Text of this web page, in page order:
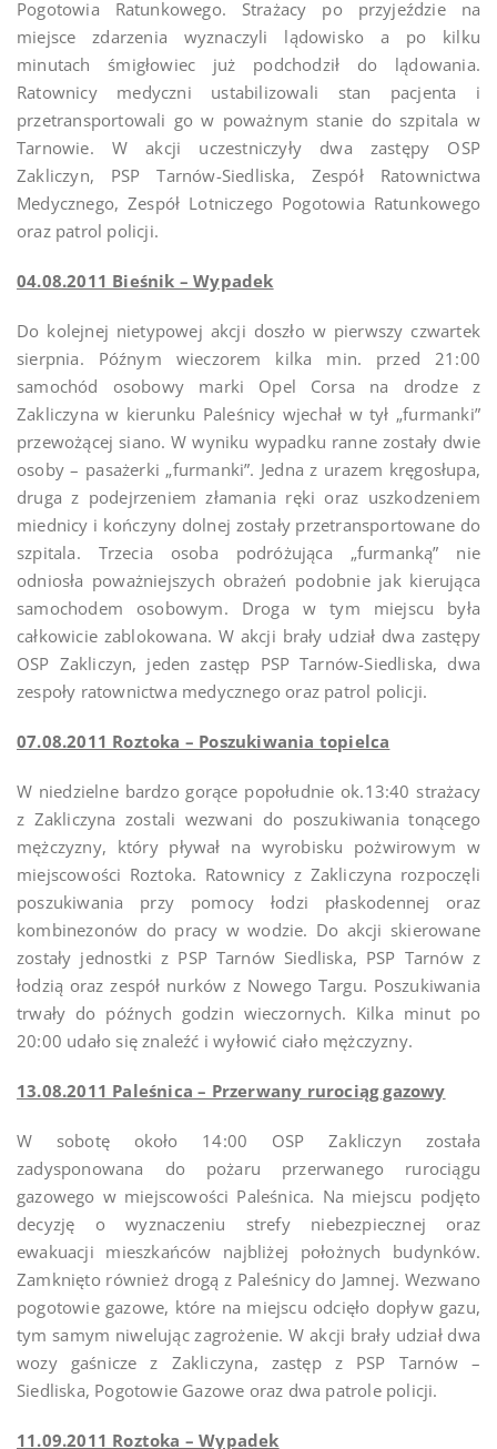
Pogotowia Ratunkowego. Strażacy po przyjeździe na
miejsce zdarzenia wyznaczyli lądowisko a po kilku
minutach śmigłowiec już podchodził do lądowania.
Ratownicy medyczni ustabilizowali stan pacjenta i
przetransportowali go w poważnym stanie do szpitala w
Tarnowie. W akcji uczestniczyły dwa zastępy OSP
Zakliczyn, PSP Tarnów-Siedliska, Zespół Ratownictwa
Medycznego, Zespół Lotniczego Pogotowia Ratunkowego
oraz patrol policji.
04.08.2011 Bieśnik – Wypadek
Do kolejnej nietypowej akcji doszło w pierwszy czwartek
sierpnia. Późnym wieczorem kilka min. przed 21:00
samochód osobowy marki Opel Corsa na drodze z
Zakliczyna w kierunku Paleśnicy wjechał w tył „furmanki”
przewożącej siano. W wyniku wypadku ranne zostały dwie
osoby – pasażerki „furmanki”. Jedna z urazem kręgosłupa,
druga z podejrzeniem złamania ręki oraz uszkodzeniem
miednicy i kończyny dolnej zostały przetransportowane do
szpitala. Trzecia osoba podróżująca „furmanką” nie
odniosła poważniejszych obrażeń podobnie jak kierująca
samochodem osobowym. Droga w tym miejscu była
całkowicie zablokowana. W akcji brały udział dwa zastępy
OSP Zakliczyn, jeden zastęp PSP Tarnów-Siedliska, dwa
zespoły ratownictwa medycznego oraz patrol policji.
07.08.2011 Roztoka – Poszukiwania topielca
W niedzielne bardzo gorące popołudnie ok.13:40 strażacy
z Zakliczyna zostali wezwani do poszukiwania tonącego
mężczyzny, który pływał na wyrobisku pożwirowym w
miejscowości Roztoka. Ratownicy z Zakliczyna rozpoczęli
poszukiwania przy pomocy łodzi płaskodennej oraz
kombinezonów do pracy w wodzie. Do akcji skierowane
zostały jednostki z PSP Tarnów Siedliska, PSP Tarnów z
łodzią oraz zespół nurków z Nowego Targu. Poszukiwania
trwały do późnych godzin wieczornych. Kilka minut po
20:00 udało się znaleźć i wyłowić ciało mężczyzny.
13.08.2011 Paleśnica – Przerwany rurociąg gazowy
W sobotę około 14:00 OSP Zakliczyn została
zadysponowana do pożaru przerwanego rurociągu
gazowego w miejscowości Paleśnica. Na miejscu podjęto
decyzję o wyznaczeniu strefy niebezpiecznej oraz
ewakuacji mieszkańców najbliżej położnych budynków.
Zamknięto również drogą z Paleśnicy do Jamnej. Wezwano
pogotowie gazowe, które na miejscu odcięło dopływ gazu,
tym samym niwelując zagrożenie. W akcji brały udział dwa
wozy gaśnicze z Zakliczyna, zastęp z PSP Tarnów –
Siedliska, Pogotowie Gazowe oraz dwa patrole policji.
11.09.2011 Roztoka – Wypadek